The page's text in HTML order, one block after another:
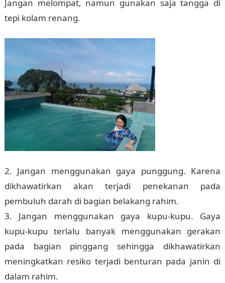
Jangan melompat, namun gunakan saja tangga di
tepi kolam renang.
2. Jangan menggunakan gaya punggung. Karena
dikhawatirkan akan terjadi penekanan pada
pembuluh darah di bagian belakang rahim.
3. Jangan menggunakan gaya kupu-kupu. Gaya
kupu-kupu terlalu banyak menggunakan gerakan
pada bagian pinggang sehingga dikhawatirkan
meningkatkan resiko terjadi benturan pada janin di
dalam rahim.